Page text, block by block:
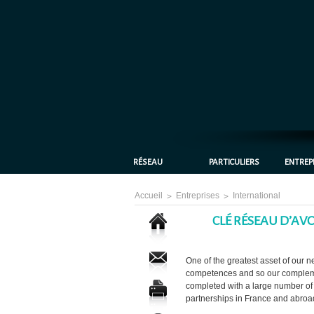
RÉSEAU PARTICULIERS
Accueil > Entreprises > International
CLÉ RÉSEAU
One of the greatest asset of our
competences and so our
completed with a large number
partnerships in France and